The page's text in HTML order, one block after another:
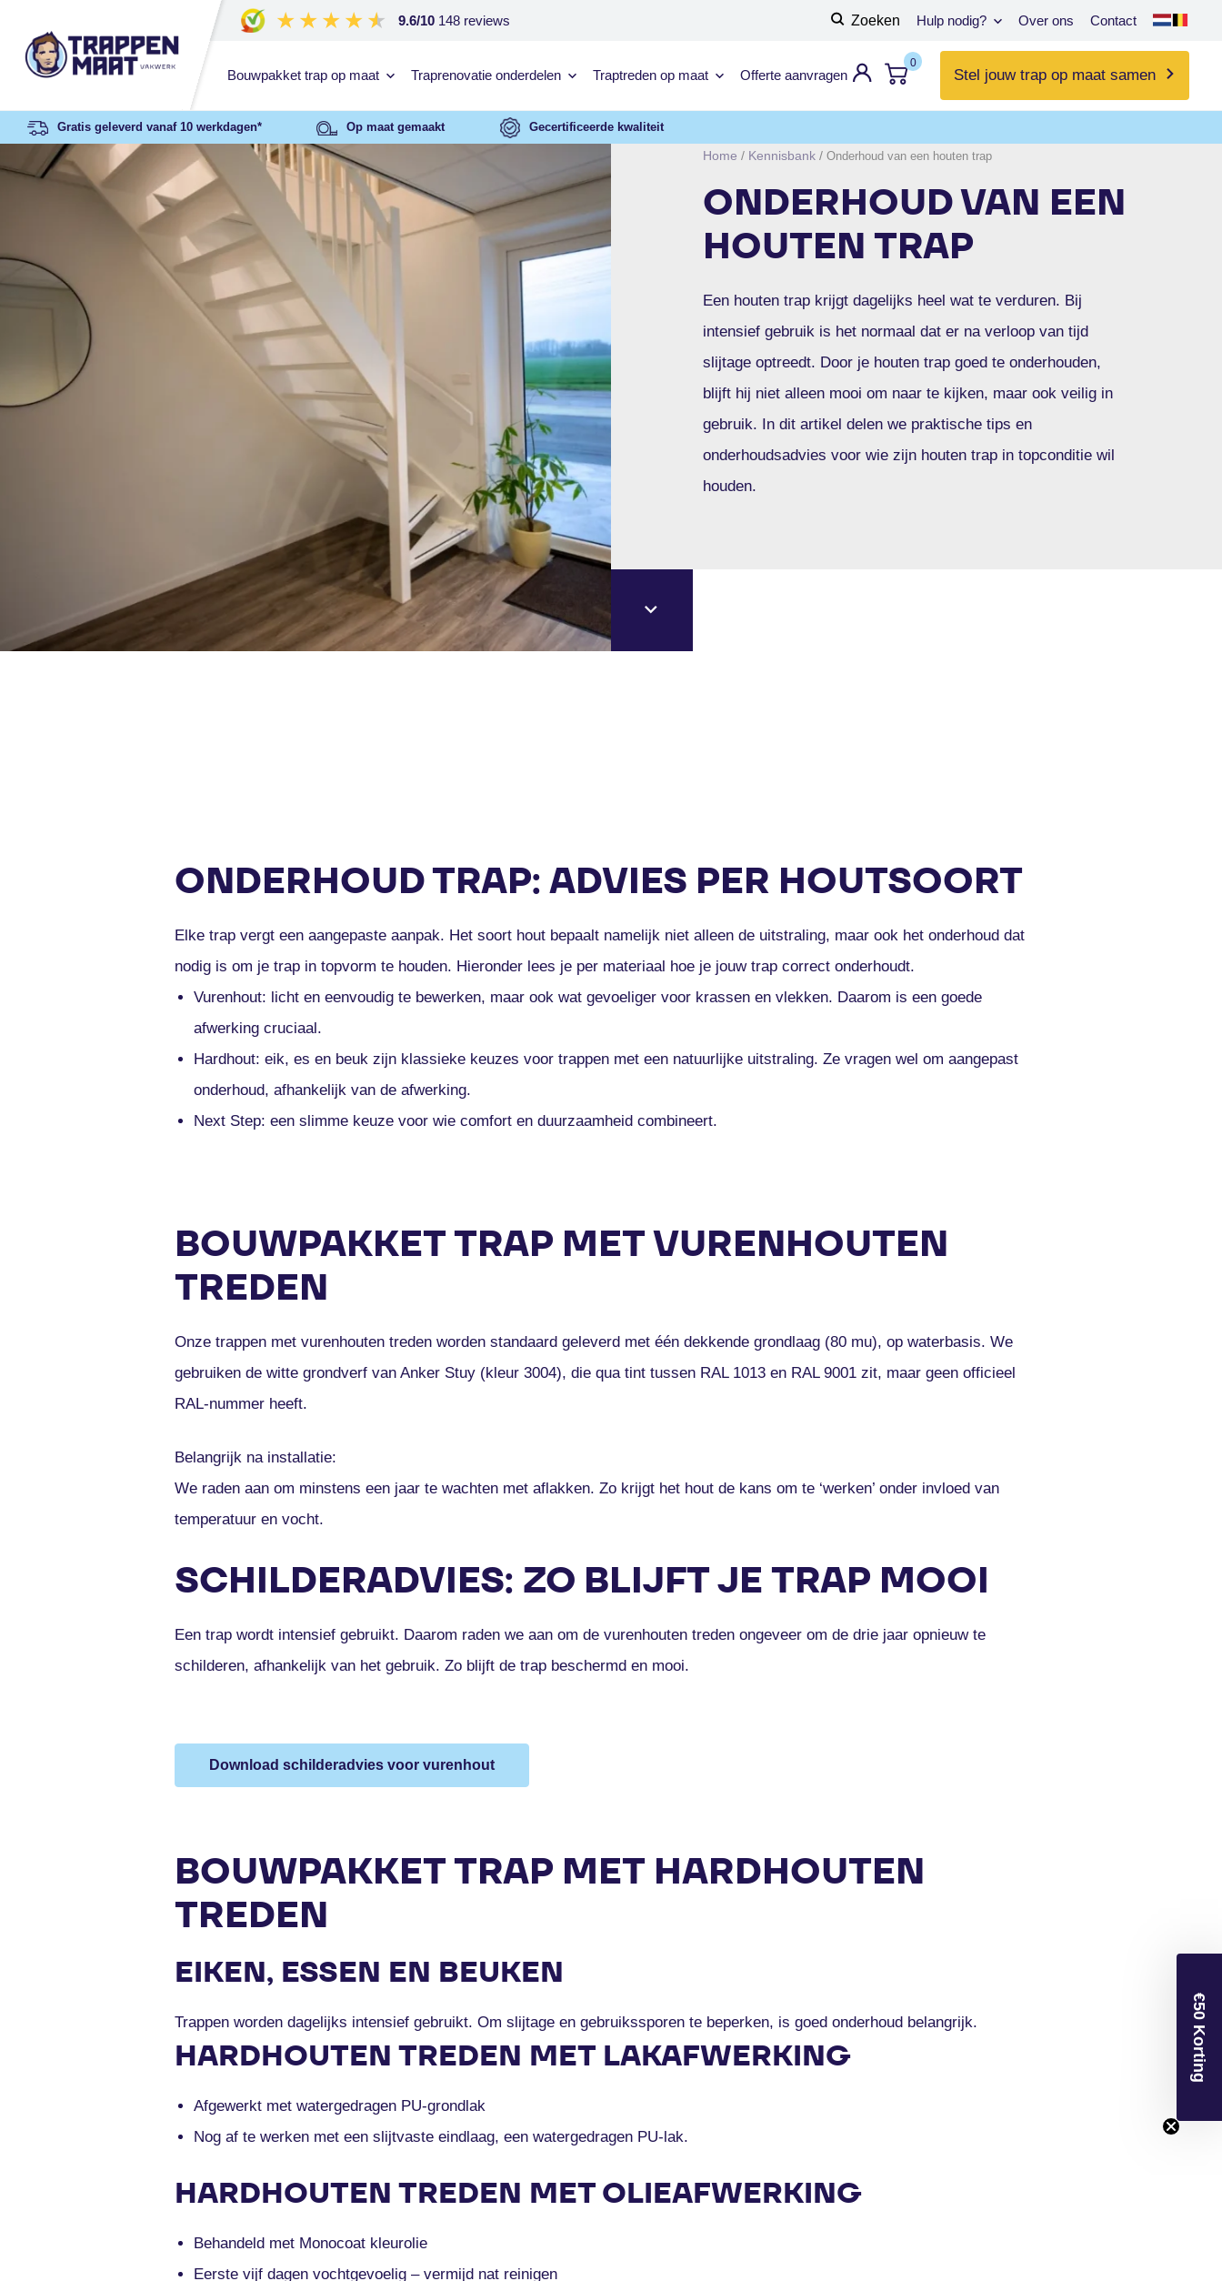
9.6/10 148 reviews Zoeken Hulp nodig? Over ons Contact
Bouwpakket trap op maat Traprenovatie onderdelen Traptreden op maat Offerte aanvragen
0
Stel jouw trap op maat samen
Gratis geleverd vanaf 10 werkdagen* Op maat gemaakt Gecertificeerde kwaliteit
Home / Kennisbank / Onderhoud van een houten trap
ONDERHOUD VAN EEN
HOUTEN TRAP
Een houten trap krijgt dagelijks heel wat te verduren. Bij
intensief gebruik is het normaal dat er na verloop van tijd
slijtage optreedt. Door je houten trap goed te onderhouden,
blijft hij niet alleen mooi om naar te kijken, maar ook veilig in
gebruik. In dit artikel delen we praktische tips en
onderhoudsadvies voor wie zijn houten trap in topconditie wil
houden.
ONDERHOUD TRAP: ADVIES PER HOUTSOORT
Elke trap vergt een aangepaste aanpak. Het soort hout bepaalt namelijk niet alleen de uitstraling, maar ook het onderhoud dat
nodig is om je trap in topvorm te houden. Hieronder lees je per materiaal hoe je jouw trap correct onderhoudt.
Vurenhout: licht en eenvoudig te bewerken, maar ook wat gevoeliger voor krassen en vlekken. Daarom is een goede
afwerking cruciaal.
Hardhout: eik, es en beuk zijn klassieke keuzes voor trappen met een natuurlijke uitstraling. Ze vragen wel om aangepast
onderhoud, afhankelijk van de afwerking.
Next Step: een slimme keuze voor wie comfort en duurzaamheid combineert.
BOUWPAKKET TRAP MET VURENHOUTEN
TREDEN
Onze trappen met vurenhouten treden worden standaard geleverd met één dekkende grondlaag (80 mu), op waterbasis. We
gebruiken de witte grondverf van Anker Stuy (kleur 3004), die qua tint tussen RAL 1013 en RAL 9001 zit, maar geen officieel
RAL-nummer heeft.
Belangrijk na installatie:
We raden aan om minstens een jaar te wachten met aflakken. Zo krijgt het hout de kans om te ‘werken’ onder invloed van
temperatuur en vocht.
SCHILDERADVIES: ZO BLIJFT JE TRAP MOOI
Een trap wordt intensief gebruikt. Daarom raden we aan om de vurenhouten treden ongeveer om de drie jaar opnieuw te
schilderen, afhankelijk van het gebruik. Zo blijft de trap beschermd en mooi.
Download schilderadvies voor vurenhout
BOUWPAKKET TRAP MET HARDHOUTEN
TREDEN
EIKEN, ESSEN EN BEUKEN
Trappen worden dagelijks intensief gebruikt. Om slijtage en gebruikssporen te beperken, is goed onderhoud belangrijk.
HARDHOUTEN TREDEN MET LAKAFWERKING
Afgewerkt met watergedragen PU-grondlak
Nog af te werken met een slijtvaste eindlaag, een watergedragen PU-lak.
HARDHOUTEN TREDEN MET OLIEAFWERKING
Behandeld met Monocoat kleurolie
Eerste vijf dagen vochtgevoelig – vermijd nat reinigen
€50 Korting